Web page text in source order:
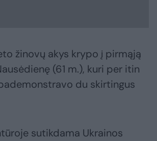
žinovų akys krypo į pirmąją
(61 m.), kuri per itin
du skirtingus
sutikdama Ukrainos